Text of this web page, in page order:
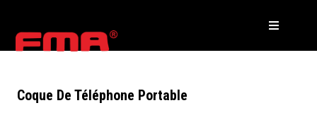
Coque De Téléphone Portable